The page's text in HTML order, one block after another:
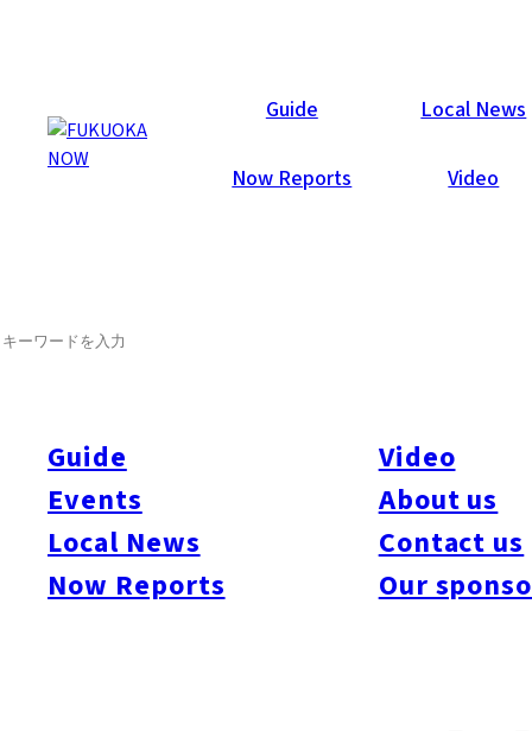
Guide Local News
Now Reports Video
Guide
Events
Local News
Now Reports
Video
About us
Contact us
Our
Now Reports
CategoryShoppingHakata
Published2012年4月11日Last Updated 2016年4月1日